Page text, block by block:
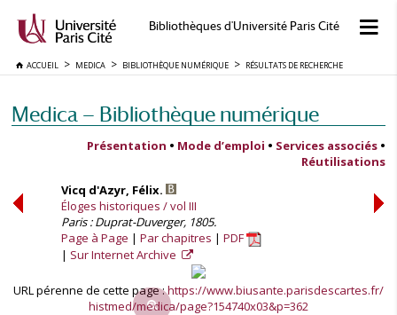
Bibliothèques d'Université Paris Cité
ACCUEIL MEDICA BIBLIOTHÈQUE NUMÉRIQUE RÉSULTATS DE RECHERCHE
Medica — Bibliothèque numérique
Présentation • Mode d’emploi • Services associés •
Réutilisations
Vicq d'Azyr, Félix.
Éloges historiques / vol III
Paris : Duprat-Duverger, 1805.
Page à Page
Par chapitres
PDF
Sur Internet Archive
URL pérenne de cette page :https://www.biusante.parisdescartes.fr/
histmed/medica/page?154740x03&p=362